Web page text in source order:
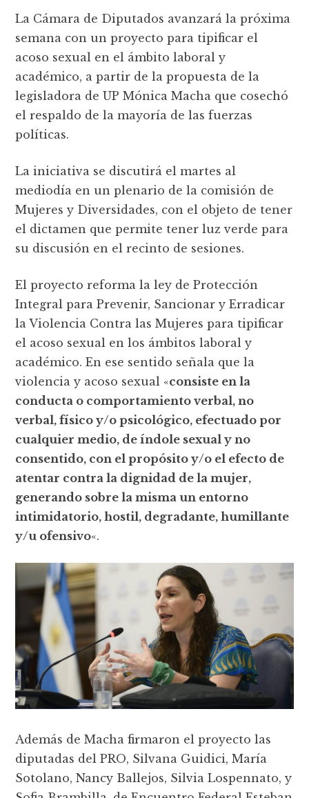
La Cámara de Diputados avanzará la próxima
semana con un proyecto para tipificar el
acoso sexual en el ámbito laboral y
académico, a partir de la propuesta de la
legisladora de UP Mónica Macha que cosechó
el respaldo de la mayoría de las fuerzas
políticas.
La iniciativa se discutirá el martes al
mediodía en un plenario de la comisión de
Mujeres y Diversidades, con el objeto de tener
el dictamen que permite tener luz verde para
su discusión en el recinto de sesiones.
El proyecto reforma la ley de Protección
Integral para Prevenir, Sancionar y Erradicar
la Violencia Contra las Mujeres para tipificar
el acoso sexual en los ámbitos laboral y
académico. En ese sentido señala que la
violencia y acoso sexual «consiste en la
conducta o comportamiento verbal, no
verbal, físico y/o psicológico, efectuado por
cualquier medio, de índole sexual y no
consentido, con el propósito y/o el efecto de
atentar contra la dignidad de la mujer,
generando sobre la misma un entorno
intimidatorio, hostil, degradante, humillante
y/u ofensivo«.
Además de Macha firmaron el proyecto las
diputadas del PRO, Silvana Guidici, María
Sotolano, Nancy Ballejos, Silvia Lospennato, y